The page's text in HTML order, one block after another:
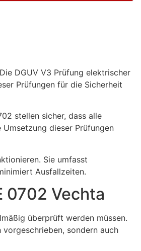
DGUV V3 Prüfung elektrischer
Prüfungen für die Sicherheit
stellen sicher, dass alle
dieser Prüfungen
Sie umfasst
Ausfallzeiten.
0702 Vechta
überprüft werden müssen.
sondern auch